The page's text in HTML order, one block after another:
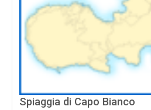
Spiaggia di Capo Bianco